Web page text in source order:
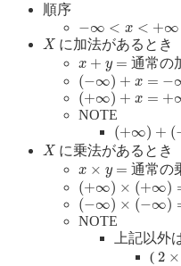
順序
X に加法があるとき
x+y= 通常の
(− ∞ )+ =−∞
(
∞)+ x + ∞
NOTE
( + ∞
X に乗法があるとき
x×y= 通常の
(+∞ )× +∞)= +∞
( − ∞)× (− ∞ ) =+∞
NOTE
上記以外
( 2×